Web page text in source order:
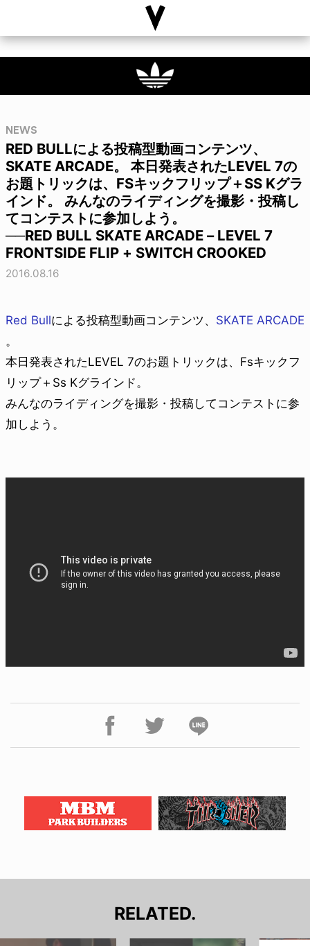
NEWS
RED BULLによる投稿型動画コンテンツ、
SKATE ARCADE。 本日発表されたLEVEL 7の
お題トリックは、FSキックフリップ＋SS Kグラ
インド。 みんなのライディングを撮影・投稿し
てコンテストに参加しよう。
──RED BULL SKATE ARCADE – LEVEL 7
FRONTSIDE FLIP + SWITCH CROOKED
2016.08.16
Red Bullによる投稿型動画コンテンツ、 SKATE ARCADE
。
本日発表されたLEVEL 7のお題トリックは、Fsキックフ
リップ＋Ss Kグラインド。
みんなのライディングを撮影・投稿してコンテストに参
加しよう。
RELATED.